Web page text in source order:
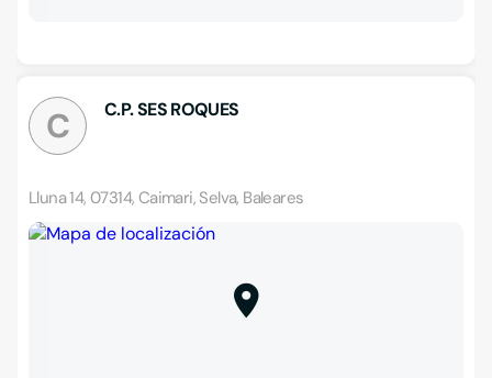
C C.P. SES ROQUES
Lluna 14, 07314, Caimari, Selva, Baleares